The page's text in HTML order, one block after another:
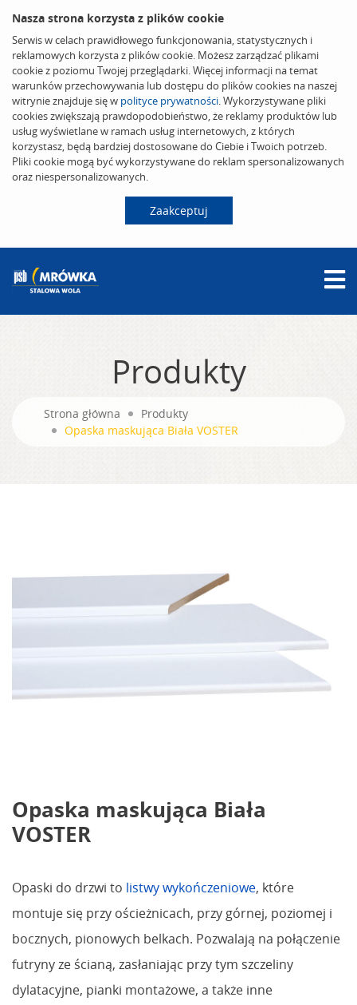
Nasza strona korzysta z plików cookie
Serwis w celach prawidłowego funkcjonowania, statystycznych i
reklamowych korzysta z plików cookie. Możesz zarządzać plikami
cookie z poziomu Twojej przeglądarki. Więcej informacji na temat
warunków przechowywania lub dostępu do plików cookies na naszej
witrynie znajduje się w polityce prywatności. Wykorzystywane pliki
cookies zwiększają prawdopodobieństwo, że reklamy produktów lub
usług wyświetlane w ramach usług internetowych, z których
korzystasz, będą bardziej dostosowane do Ciebie i Twoich potrzeb.
Pliki cookie mogą być wykorzystywane do reklam spersonalizowanych
oraz niespersonalizowanych.
Zaakceptuj
Produkty
Strona główna
Produkty
Opaska maskująca Biała VOSTER
Opaska maskująca Biała
VOSTER
Opaski do drzwi to listwy wykończeniowe, które
montuje się przy ościeżnicach, przy górnej, poziomej i
bocznych, pionowych belkach. Pozwalają na połączenie
futryny ze ścianą, zasłaniając przy tym szczeliny
dylatacyjne, pianki montażowe, a także inne